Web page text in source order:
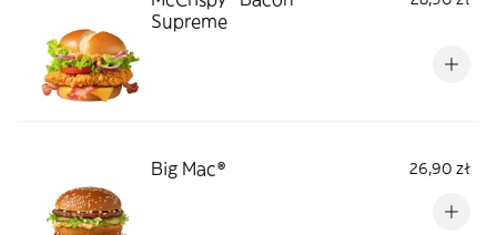
Supreme
Big Mac® 26,90 zł